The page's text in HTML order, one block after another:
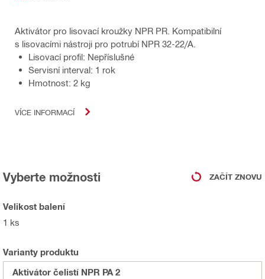
Aktivátor pro lisovací kroužky NPR PR. Kompatibilní
s lisovacími nástroji pro potrubí NPR 32-22/A.
Lisovací profil: Nepříslušné
Servisní interval: 1 rok
Hmotnost: 2 kg
VÍCE INFORMACÍ
Vyberte možnosti ZAČÍT ZNOVU
Velikost balení
1 ks
Varianty produktu
Aktivátor čelistí NPR PA 2